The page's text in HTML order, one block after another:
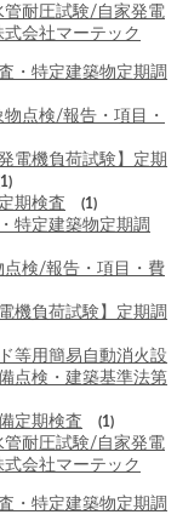
耐圧試験/自家発電
会社マーテック
・特定建築物定期調
点検/報告・項目・
機負荷試験】定期
期検査 (1)
特定建築物定期調
検/報告・項目・費
負荷試験】定期調
等用簡易自動消火設
点検・建築基準法第
定期検査 (1)
耐圧試験/自家発電
会社マーテック
・特定建築物定期調